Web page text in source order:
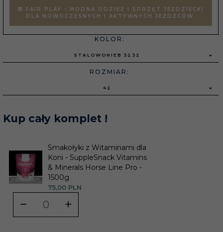
FAIR PLAY - MODNA ODZIEŻ I SPRZĘT JEŹDZIECKI
DLA NOWOCZESNYCH I AKTYWNYCH JEŹDŹCÓW.
KOLOR:
STALOWONIEB 3232
ROZMIAR:
42
Kup cały komplet !
Smakołyki z Witaminami dla
Koni - SuppleSnack Vitamins
& Minerals Horse Line Pro -
1500g
75,00 PLN